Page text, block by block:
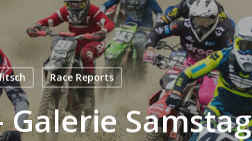
Race Reports
Galerie Samstag